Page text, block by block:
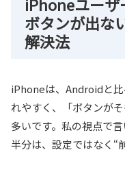
ボタンが出な
解決法
iPhoneは、Androidと
れやすく、「ボタンが
多いです。私の視点で
半分は、設定ではなく“